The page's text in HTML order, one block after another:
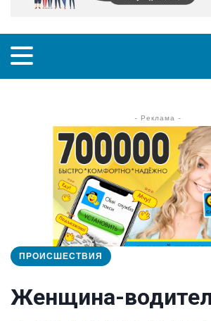
- Реклама -
ПРОИСШЕСТВИЯ
Женщина-